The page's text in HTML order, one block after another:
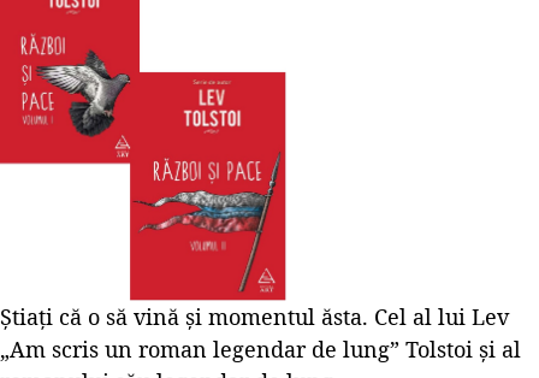
Știați că o să vină și momentul ăsta. Cel al lui Lev
„Am scris un roman legendar de lung” Tolstoi și al